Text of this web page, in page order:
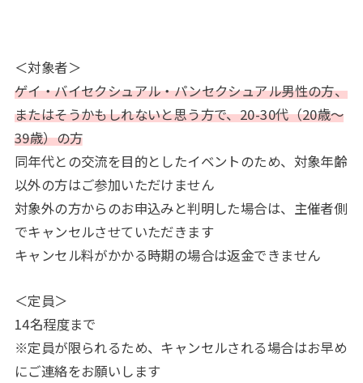
＜対象者＞
ゲイ・バイセクシュアル・パンセクシュアル男性の方、
またはそうかもしれないと思う方で、20-30代（20歳～
39歳）の方
同年代との交流を目的としたイベントのため、対象年齢
以外の方はご参加いただけません
対象外の方からのお申込みと判明した場合は、主催者側
でキャンセルさせていただきます
キャンセル料がかかる時期の場合は返金できません
＜定員＞
14名程度まで
※定員が限られるため、キャンセルされる場合はお早め
にご連絡をお願いします